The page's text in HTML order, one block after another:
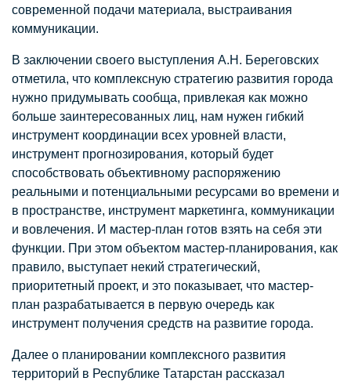
современной подачи материала, выстраивания
коммуникации.
В заключении своего выступления А.Н. Береговских
отметила, что комплексную стратегию развития города
нужно придумывать сообща, привлекая как можно
больше заинтересованных лиц, нам нужен гибкий
инструмент координации всех уровней власти,
инструмент прогнозирования, который будет
способствовать объективному распоряжению
реальными и потенциальными ресурсами во времени и
в пространстве, инструмент маркетинга, коммуникации
и вовлечения. И мастер-план готов взять на себя эти
функции. При этом объектом мастер-планирования, как
правило, выступает некий стратегический,
приоритетный проект, и это показывает, что мастер-
план разрабатывается в первую очередь как
инструмент получения средств на развитие города.
Далее о планировании комплексного развития
территорий в Республике Татарстан рассказал